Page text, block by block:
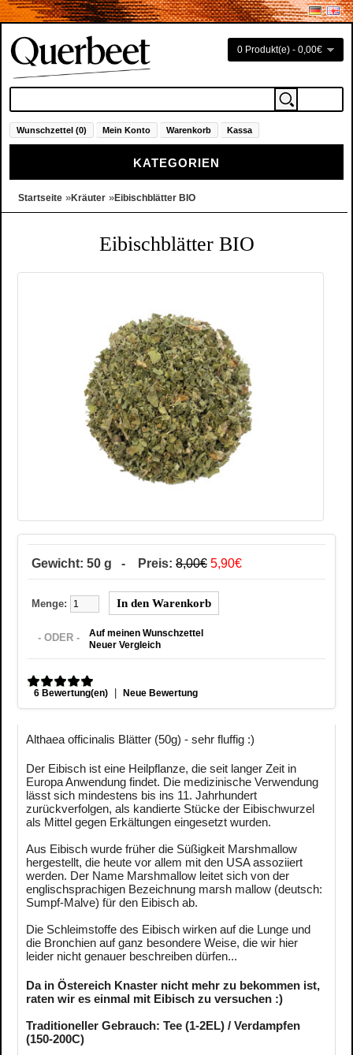
0 Produkt(e) - 0,00€
Wunschzettel (0) Mein Konto Warenkorb Kassa
KATEGORIEN
Startseite »Kräuter »Eibischblätter BIO
Eibischblätter BIO
Gewicht: 50 g - Preis: 8,00€ 5,90€
Menge:
- ODER -
Auf meinen Wunschzettel
Neuer Vergleich
6 Bewertung(en) | Neue Bewertung
Althaea officinalis Blätter (50g) - sehr fluffig :)
Der Eibisch ist eine Heilpflanze, die seit langer Zeit in
Europa Anwendung findet. Die medizinische Verwendung
lässt sich mindestens bis ins 11. Jahrhundert
zurückverfolgen, als kandierte Stücke der Eibischwurzel
als Mittel gegen Erkältungen eingesetzt wurden.
Aus Eibisch wurde früher die Süßigkeit Marshmallow
hergestellt, die heute vor allem mit den USA assoziiert
werden. Der Name Marshmallow leitet sich von der
englischsprachigen Bezeichnung marsh mallow (deutsch:
Sumpf-Malve) für den Eibisch ab.
Die Schleimstoffe des Eibisch wirken auf die Lunge und
die Bronchien auf ganz besondere Weise, die wir hier
leider nicht genauer beschreiben dürfen...
Da in Östereich Knaster nicht mehr zu bekommen ist,
raten wir es einmal mit Eibisch zu versuchen :)
Traditioneller Gebrauch: Tee (1-2EL) / Verdampfen
(150-200C)